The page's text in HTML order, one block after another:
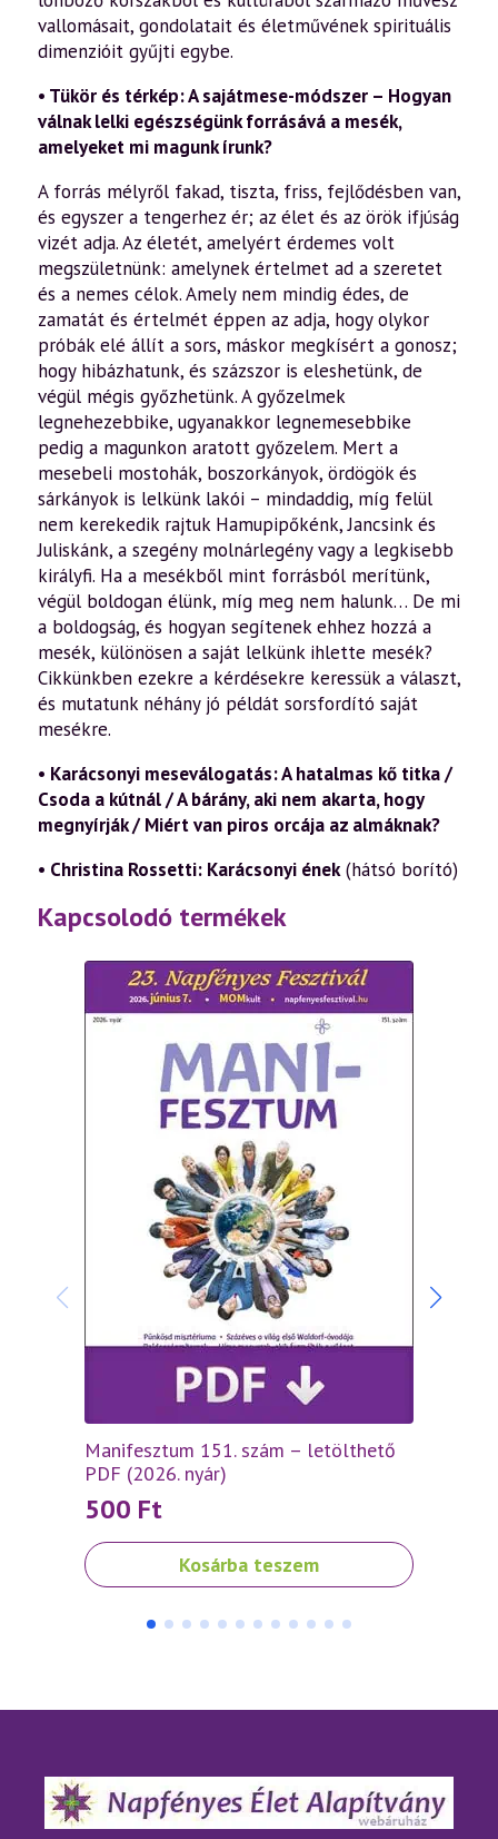
vallomásait, gondolatait és életművének spirituális
di­menzióit gyűjti egybe.
• Tükör és térkép: A sajátmese-módszer – Hogyan
válnak lelki egészségünk forrásává a mesék,
amelyeket mi magunk írunk?
A forrás mélyről fakad, tiszta, friss, fejlődésben van,
és egyszer a tengerhez ér; az élet és az örök ifjúság
vizét ad­ja. Az életét, amelyért érdemes volt
megszületnünk: amely­nek értelmet ad a szeretet
és a nemes célok. Amely nem mindig édes, de
zamatát és értelmét éppen az adja, hogy olykor
próbák elé állít a sors, máskor megkísért a gonosz;
hogy hibázhatunk, és százszor is eleshetünk, de
végül mégis győzhetünk. A győzelmek
legnehezebbike, ugyan­akkor legnemesebbike
pedig a magunkon aratott győze­lem. Mert a
mesebeli mostohák, boszorkányok, ördögök és
sárkányok is lelkünk lakói – mindaddig, míg felül
nem kerekedik rajtuk Hamupipőkénk, Jancsink és
Juliskánk, a szegény molnárlegény vagy a legkisebb
királyfi. Ha a mesékből mint forrásból merítünk,
végül boldogan élünk, míg meg nem halunk… De mi
a boldogság, és hogyan segítenek ehhez hozzá a
mesék, különösen a saját lelkünk ih­lette mesék?
Cikkünkben ezekre a kérdésekre keressük a választ,
és mutatunk néhány jó példát sorsfordító saját
mesékre.
• Karácsonyi meseválogatás: A hatalmas kő titka /
Csoda a kútnál / A bárány, aki nem akarta, hogy
megnyírják / Miért van piros orcája az almáknak?
• Christina Rossetti: Karácsonyi ének(hátsó borító)
Kapcsolodó termékek
Manifesztum 151. szám – letölthető
PDF (2026. nyár)
500 Ft
Kosárba teszem